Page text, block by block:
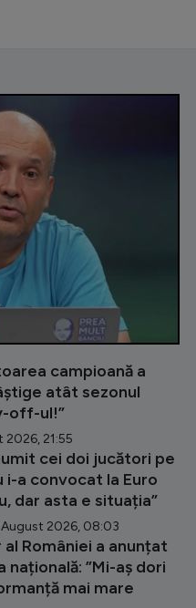
campioană a
atât sezonul
off-ul!”
21:55
cei doi jucători pe
i-a convocat la Euro
dar asta e situația”
2026, 08:03
României a anunțat
națională: ”Mi-aș dori
mai mare